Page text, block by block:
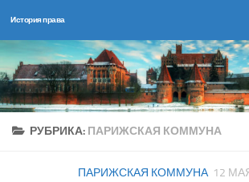
Перейти к содержимому
История права
РУБРИКА: ПАРИЖСКАЯ КОММУНА
ПАРИЖСКАЯ КОММУНА 12